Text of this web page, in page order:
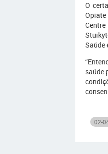
O
Saúde
saúde
02-